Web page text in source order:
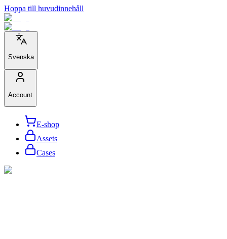
Hoppa till huvudinnehåll
Svenska
Account
E-shop
Assets
Cases